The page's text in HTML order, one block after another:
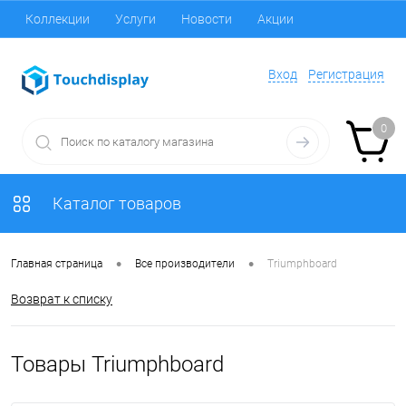
Коллекции Услуги Новости Акции
Вход Регистрация
0
Каталог товаров
Главная страница • Все производители • Triumphboard
Возврат к списку
Товары Triumphboard